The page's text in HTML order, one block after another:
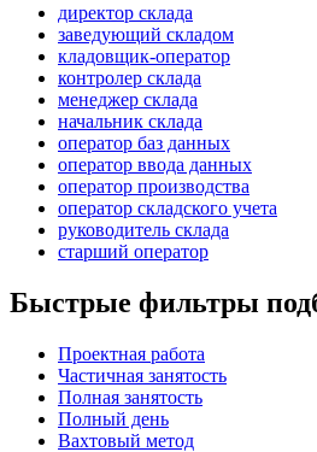
директор склада
заведующий складом
кладовщик-оператор
контролер склада
менеджер склада
начальник склада
оператор баз данных
оператор ввода данных
оператор производства
оператор складского учета
руководитель склада
старший оператор
Быстрые фильтры
Проектная работа
Частичная занятость
Полная занятость
Полный день
Вахтовый метод